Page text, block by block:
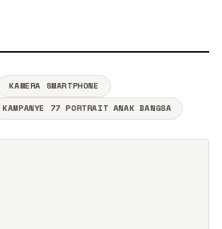
KAMERA SMARTPHONE
KAMPANYE 77 PORTRAIT ANAK BANGSA